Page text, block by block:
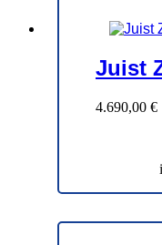
Juist
4.690,00 €